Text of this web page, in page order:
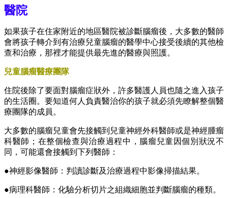
醫院
如果孩子在住家附近的地區醫院被診斷腦瘤後，大多數的醫師
會將孩子轉介到有治療兒童腦瘤的醫學中心接受後續的其他檢
查和治療，那裡才能提供最先進的醫療與照護。
兒童腦瘤醫療團隊
住院後除了要面對腦瘤症狀外，許多醫護人員也隨之進入孩子
的生活圈。要知道何人負責醫治你的孩子就必須先瞭解整個醫
療團隊的成員。
大多數的腦瘤兒童會先接觸到兒童神經外科醫師或是神經腫瘤
科醫師；在整個檢查與治療過程中，腦瘤兒童因個別狀況不
同，可能還會接觸到下列醫師：
●神經影像醫師：判讀診斷及治療過程中影像掃描結果。
●病理科醫師：化驗分析切片之組織細胞並判斷腦瘤的種類。